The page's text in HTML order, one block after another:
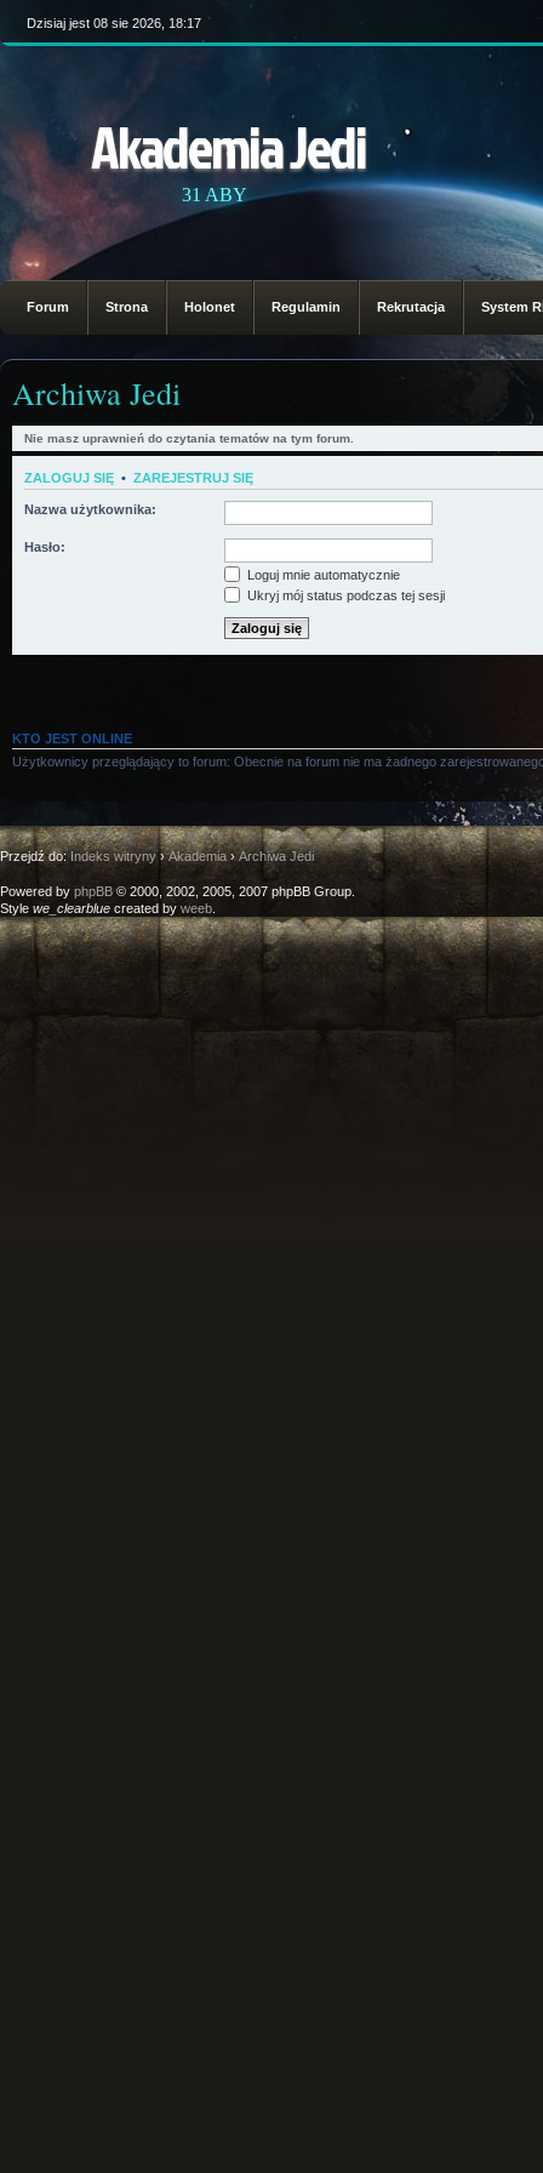
Dzisiaj jest 08 sie 2026, 18:17
Akademia Jedi
31 ABY
Forum Strona Holonet Regulamin Rekrutacja System
Archiwa Jedi
Nie masz uprawnień do czytania tematów na tym forum.
ZALOGUJ SIĘ • ZAREJESTRUJ SIĘ
Nazwa użytkownika:
Hasło:
Loguj mnie automatycznie
Ukryj mój status podczas tej sesji
KTO JEST ONLINE
Użytkownicy przeglądający to forum: Obecnie na forum nie ma żadnego
Przejdź do:Indeks witryny›Akademia ›Archiwa Jedi
Powered by phpBB © 2000, 2002, 2005, 2007 phpBB Group.
Style we_clearblue created by weeb